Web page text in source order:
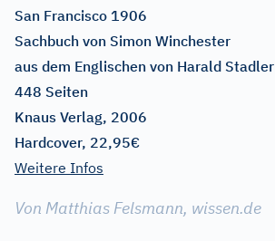
San Francisco 1906
Sachbuch von Simon Winchester
aus dem Englischen von Harald Stadler
448 Seiten
Knaus Verlag, 2006
Hardcover, 22,95€
Weitere Infos
Von Matthias Felsmann, wissen.de